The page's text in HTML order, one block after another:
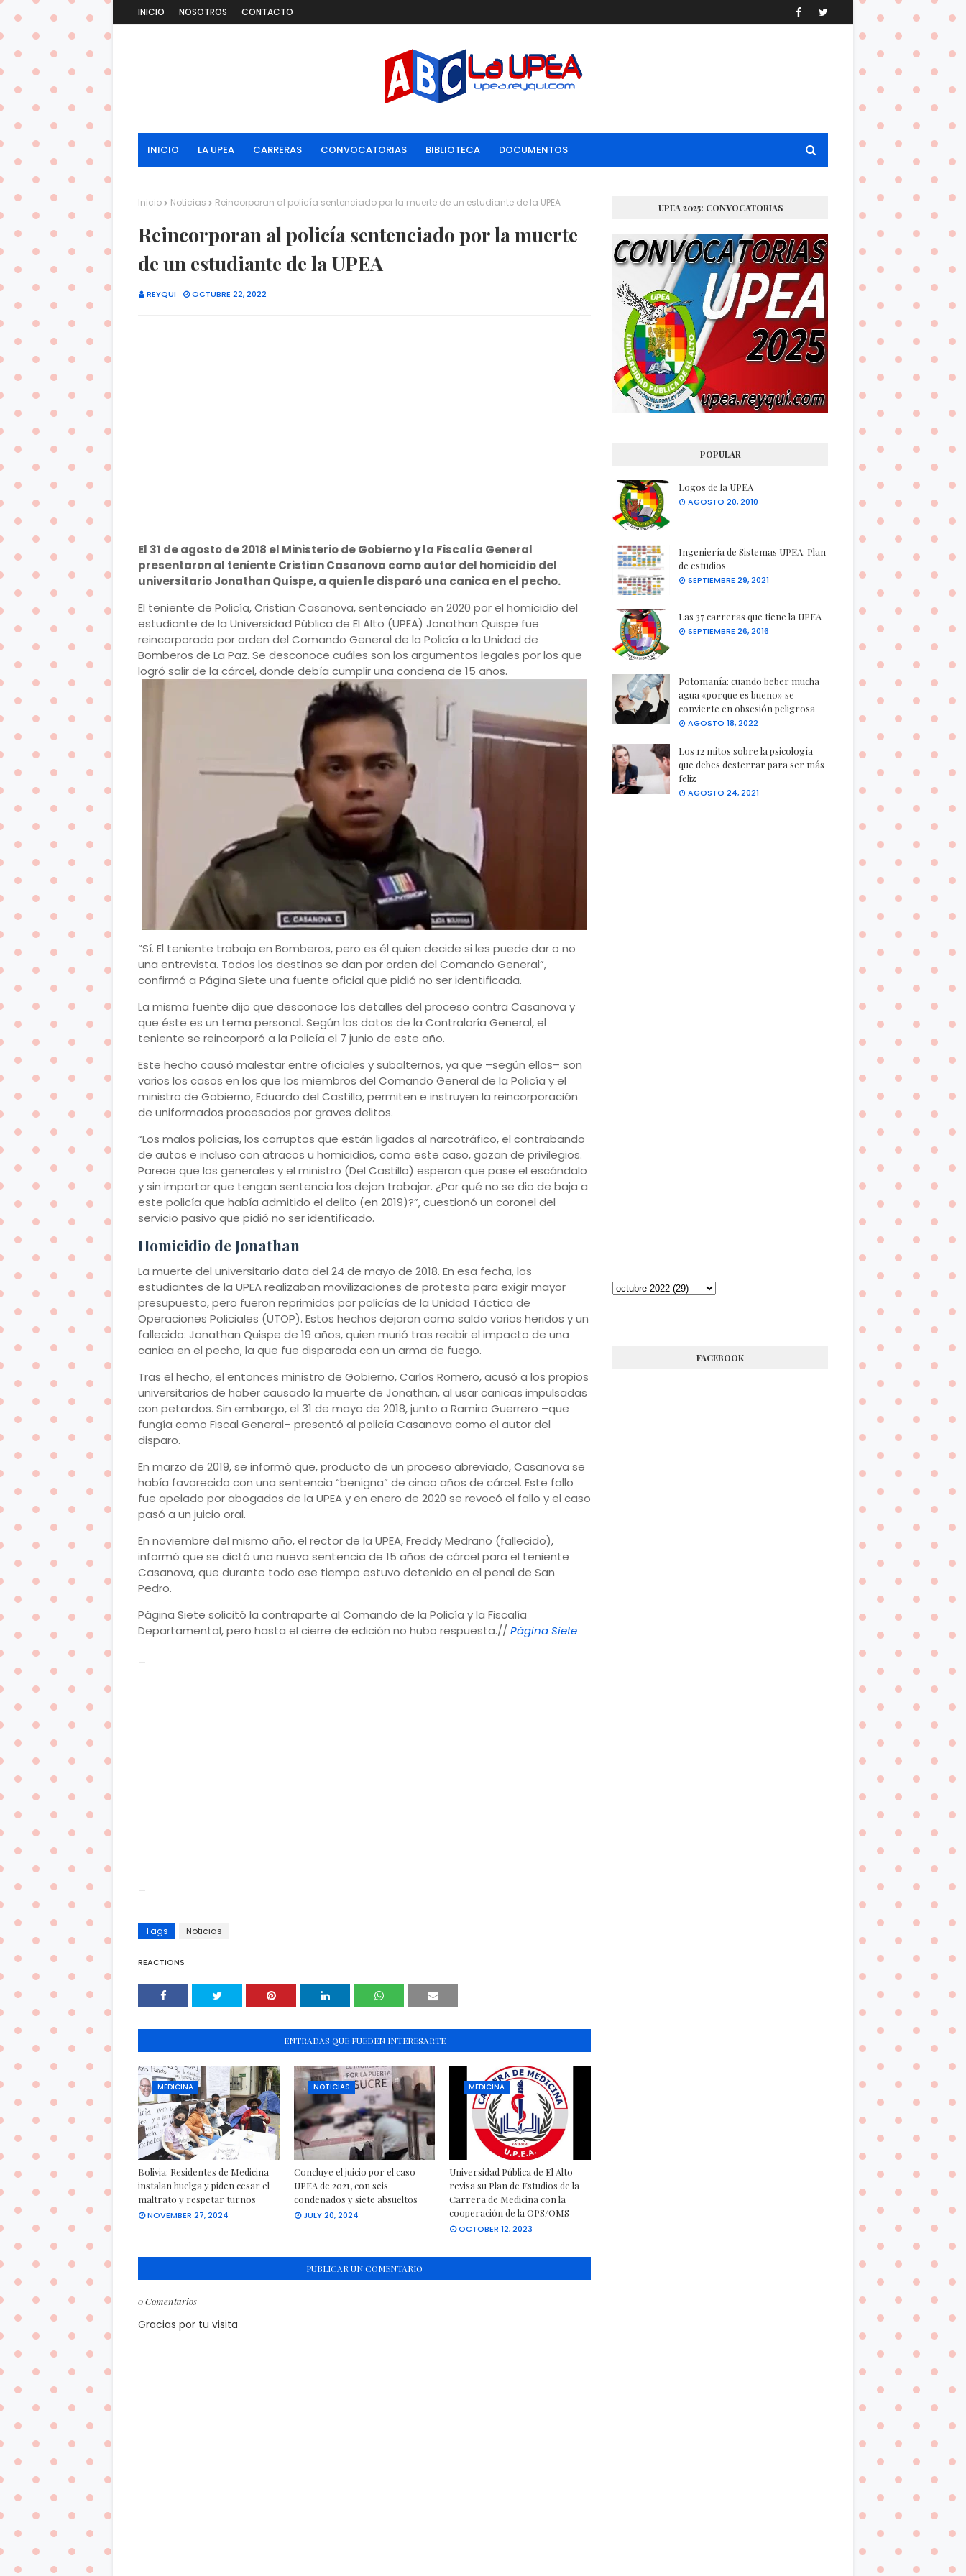
INICIO NOSOTROS CONTACTO
INICIO LA UPEA CARRERAS CONVOCATORIAS BIBLIOTECA DOCUMENTOS
Inicio Noticias Reincorporan al policía sentenciado por la muerte de un estudiante de la UPEA
Reincorporan al policía sentenciado por la muerte
de un estudiante de la UPEA
REYQUI OCTUBRE 22, 2022
El 31 de agosto de 2018 el Ministerio de Gobierno y la Fiscalía General
presentaron al teniente Cristian Casanova como autor del homicidio del
universitario Jonathan Quispe, a quien le disparó una canica en el pecho.
El teniente de Policía, Cristian Casanova, sentenciado en 2020 por el homicidio del
estudiante de la Universidad Pública de El Alto (UPEA) Jonathan Quispe fue
reincorporado por orden del Comando General de la Policía a la Unidad de
Bomberos de La Paz. Se desconoce cuáles son los argumentos legales por los que
logró salir de la cárcel, donde debía cumplir una condena de 15 años.
“Sí. El teniente trabaja en Bomberos, pero es él quien decide si les puede dar o no
una entrevista. Todos los destinos se dan por orden del Comando General”,
confirmó a Página Siete una fuente oficial que pidió no ser identificada.
La misma fuente dijo que desconoce los detalles del proceso contra Casanova y
que éste es un tema personal. Según los datos de la Contraloría General, el
teniente se reincorporó a la Policía el 7 junio de este año.
Este hecho causó malestar entre oficiales y subalternos, ya que –según ellos– son
varios los casos en los que los miembros del Comando General de la Policía y el
ministro de Gobierno, Eduardo del Castillo, permiten e instruyen la reincorporación
de uniformados procesados por graves delitos.
“Los malos policías, los corruptos que están ligados al narcotráfico, el contrabando
de autos e incluso con atracos u homicidios, como este caso, gozan de privilegios.
Parece que los generales y el ministro (Del Castillo) esperan que pase el escándalo
y sin importar que tengan sentencia los dejan trabajar. ¿Por qué no se dio de baja a
este policía que había admitido el delito (en 2019)?”, cuestionó un coronel del
servicio pasivo que pidió no ser identificado.
Homicidio de Jonathan
La muerte del universitario data del 24 de mayo de 2018. En esa fecha, los
estudiantes de la UPEA realizaban movilizaciones de protesta para exigir mayor
presupuesto, pero fueron reprimidos por policías de la Unidad Táctica de
Operaciones Policiales (UTOP). Estos hechos dejaron como saldo varios heridos y un
fallecido: Jonathan Quispe de 19 años, quien murió tras recibir el impacto de una
canica en el pecho, la que fue disparada con un arma de fuego.
Tras el hecho, el entonces ministro de Gobierno, Carlos Romero, acusó a los propios
universitarios de haber causado la muerte de Jonathan, al usar canicas impulsadas
con petardos. Sin embargo, el 31 de mayo de 2018, junto a Ramiro Guerrero –que
fungía como Fiscal General– presentó al policía Casanova como el autor del
disparo.
En marzo de 2019, se informó que, producto de un proceso abreviado, Casanova se
había favorecido con una sentencia “benigna” de cinco años de cárcel. Este fallo
fue apelado por abogados de la UPEA y en enero de 2020 se revocó el fallo y el caso
pasó a un juicio oral.
En noviembre del mismo año, el rector de la UPEA, Freddy Medrano (fallecido),
informó que se dictó una nueva sentencia de 15 años de cárcel para el teniente
Casanova, que durante todo ese tiempo estuvo detenido en el penal de San
Pedro.
Página Siete solicitó la contraparte al Comando de la Policía y la Fiscalía
Departamental, pero hasta el cierre de edición no hubo respuesta.// Página Siete
Tags Noticias
REACTIONS
ENTRADAS QUE PUEDEN INTERESARTE
MEDICINA
Bolivia: Residentes de Medicina
instalan huelga y piden cesar el
maltrato y respetar turnos
NOVEMBER 27, 2024
NOTICIAS
Concluye el juicio por el caso
UPEA de 2021, con seis
condenados y siete absueltos
JULY 20, 2024
MEDICINA
Universidad Pública de El Alto
revisa su Plan de Estudios de la
Carrera de Medicina con la
cooperación de la OPS/OMS
OCTOBER 12, 2023
PUBLICAR UN COMENTARIO
0 Comentarios
Gracias por tu visita
UPEA 2025: CONVOCATORIAS
POPULAR
Logos de la UPEA
AGOSTO 20, 2010
Ingeniería de Sistemas UPEA: Plan
de estudios
SEPTIEMBRE 29, 2021
Las 37 carreras que tiene la UPEA
SEPTIEMBRE 26, 2016
Potomanía: cuando beber mucha
agua «porque es bueno» se
convierte en obsesión peligrosa
AGOSTO 18, 2022
Los 12 mitos sobre la psicología
que debes desterrar para ser más
feliz
AGOSTO 24, 2021
FACEBOOK